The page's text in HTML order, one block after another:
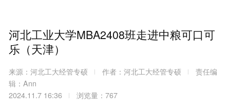
河北工业大学MBA2408班走进中粮可口可
乐（天津）
来源：河北工大经管专硕 作者：河北工大经管专硕
责任编
辑：Ann
2024.11.7 16:36
浏览量：767